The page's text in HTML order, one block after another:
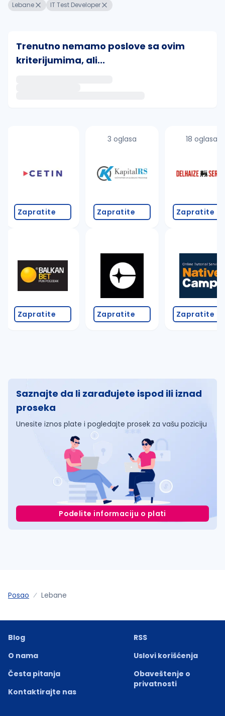
Lebane IT Test Developer
Trenutno nemamo poslove sa ovim
kriterijumima, ali...
proverite pravopisne greške (koristite č, ć, š, đ,
promenite odabrane filtere pretrage
Zapratite
Zapratite
3 oglasa
Zapratite
Zapratite
18 oglasa
Zapratite
Zapratite
Saznajte da li zarađujete ispod ili iznad
proseka
Unesite iznos plate i pogledajte prosek za vašu poziciju
Podelite informaciju o plati
Posao Lebane
Blog
O nama
Česta pitanja
Kontaktirajte nas
RSS
Uslovi korišćenja
Obaveštenje o
privatnosti